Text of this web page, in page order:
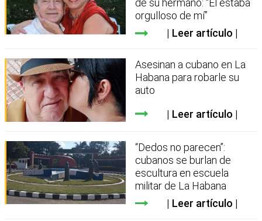
de su hermano: “Él estaba
orgulloso de mí”
Leer artículo
Asesinan a cubano en La
Habana para robarle su
auto
Leer artículo
“Dedos no parecen”:
cubanos se burlan de
escultura en escuela
militar de La Habana
Leer artículo